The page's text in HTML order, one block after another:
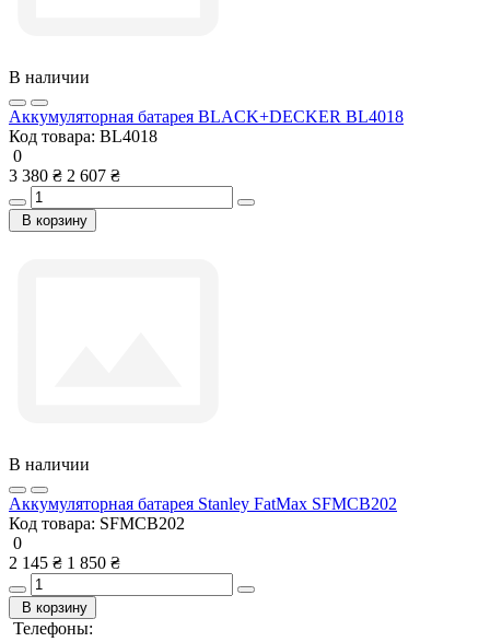
В наличии
Аккумуляторная батарея BLACK+DECKER BL4018
Код товара: BL4018
0
3 380 ₴ 2 607 ₴
В корзину
В наличии
Аккумуляторная батарея Stanley FatMax SFMCB202
Код товара: SFMCB202
0
2 145 ₴ 1 850 ₴
В корзину
Телефоны: